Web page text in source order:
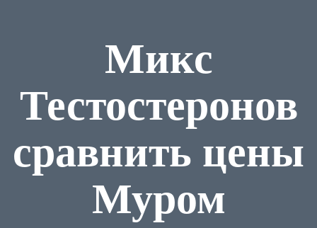
Микс
Тестостеронов
сравнить цены
Муром